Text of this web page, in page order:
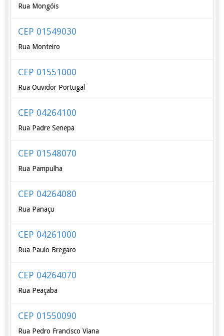
Rua Mongóis
CEP 01549030
Rua Monteiro
CEP 01551000
Rua Ouvidor Portugal
CEP 04264100
Rua Padre Senepa
CEP 01548070
Rua Pampulha
CEP 04264080
Rua Panaçu
CEP 04261000
Rua Paulo Bregaro
CEP 04264070
Rua Peaçaba
CEP 01550090
Rua Pedro Francisco Viana